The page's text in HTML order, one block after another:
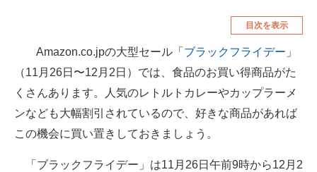
車・バイク
釣り具・釣り用品 食品・飲料・お酒
食器・グラス・カトラリー
メディア
注目記事を集めた総合ページ
目次を表示
Amazon.co.jpの大型セール「 ブラックフライデー 」
（11月26日〜12月2日）では、食品のお買い得商品がた
くさんあります。人気のレトルトカレーやカップラーメ
ンなども大幅割引されているので、好きな商品があれば
この機会に買い置きしておきましょう。
「ブラックフライデー」は11月26日午前9時から12月2